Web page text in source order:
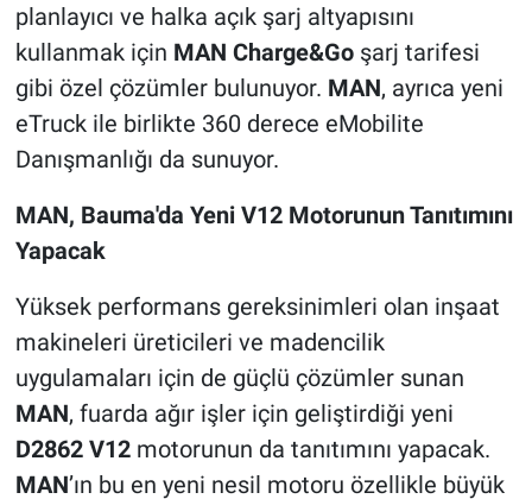
planlayıcı ve halka açık şarj altyapısını
kullanmak için MAN Charge&Goşarj tarifesi
gibi özel çözümler bulunuyor. MAN, ayrıca yeni
eTruck ile birlikte 360 derece eMobilite
Danışmanlığı da sunuyor.
MAN, Bauma'da Yeni V12 Motorunun Tanıtımını
Yapacak
Yüksek performans gereksinimleri olan inşaat
makineleri üreticileri ve madencilik
uygulamaları için de güçlü çözümler sunan
MAN, fuarda ağır işler için geliştirdiği yeni
D2862 V12motorunun da tanıtımını yapacak.
MAN’ın bu en yeni nesil motoru özellikle büyük